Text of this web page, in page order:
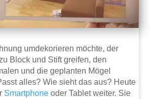
umdekorieren möchte, der
Block und Stift greifen, den
und die geplanten Mögel
alles? Wie sieht das aus? Heute
Smartphone oder Tablet weiter. Sie